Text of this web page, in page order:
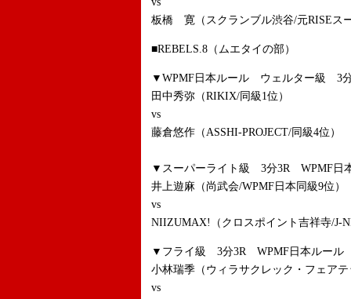
板橋 寛（スクランブル渋谷/元RISEス
■REBELS.8（ムエタイの部）
▼WPMF日本ルール ウェルター級 3
田中秀弥（RIKIX/同級1位）
vs
藤倉悠作（ASSHI-PROJECT/同級4位）
▼スーパーライト級 3分3R WPMF日
井上遊麻（尚武会/WPMF日本同級9位）
vs
NIIZUMAX!（クロスポイント吉祥寺/J-
▼フライ級 3分3R WPMF日本ルール
小林瑞季（ウィラサクレック・フェア
vs